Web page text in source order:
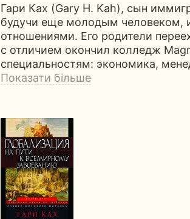
Гари Ках (Gary H. Kah), сын
будучи еще молодым человеком,
отношениями. Его родители
с отличием окончил колледж
специальностям: экономика,
Показати більше